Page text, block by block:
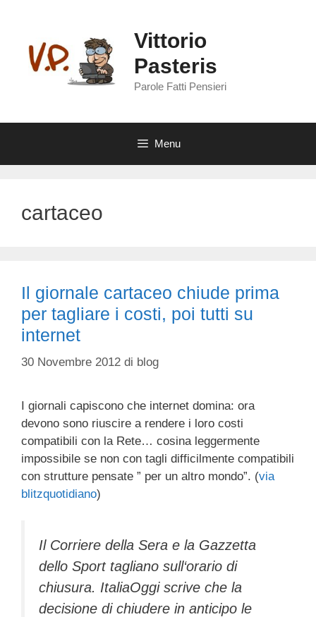
contenuto
Vittorio
Pasteris
Parole Fatti Pensieri
Menu
cartaceo
Il giornale cartaceo chiude prima
per tagliare i costi, poi tutti su
internet
30 Novembre 2012 di blog
I giornali capiscono che internet domina: ora
devono sono riuscire a rendere i loro costi
compatibili con la Rete… cosina leggermente
impossibile se non con tagli difficilmente compatibili
con strutture pensate ” per un altro mondo”. (via
blitzquotidiano)
Il Corriere della Sera e la Gazzetta
dello Sport tagliano sull‘orario di
chiusura. ItaliaOggi scrive che la
decisione di chiudere in anticipo le